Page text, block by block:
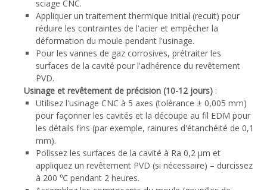
sciage CNC.
Appliquer un traitement thermique initial (recuit) pour
réduire les contraintes de l'acier et empêcher la
déformation du moule pendant l'usinage.
Pour les vannes de gaz corrosives, prétraiter les
surfaces de la cavité pour l'adhérence du revêtement
PVD.
Usinage et revêtement de précision (10-12 jours) :
Utilisez l'usinage CNC à 5 axes (tolérance ± 0,005 mm)
pour façonner les cavités et la découpe au fil EDM pour
les détails fins (par exemple, rainures d'étanchéité de 0,1
mm).
Polissez les surfaces de la cavité à Ra 0,2 μm et
appliquez un revêtement PVD (si nécessaire) – durcissez
à 200 ℃ pendant 2 heures.